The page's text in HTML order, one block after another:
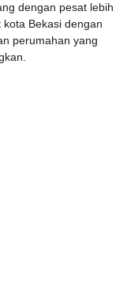
dengan pesat lebih
Bekasi dengan
perumahan yang